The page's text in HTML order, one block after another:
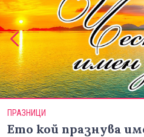
ПРАЗНИЦИ
Ето кой празнува